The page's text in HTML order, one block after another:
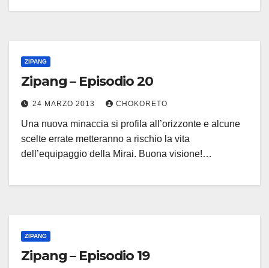
ZIPANG
Zipang – Episodio 20
24 MARZO 2013 CHOKORETO
Una nuova minaccia si profila all’orizzonte e alcune
scelte errate metteranno a rischio la vita
dell’equipaggio della Mirai. Buona visione!…
ZIPANG
Zipang – Episodio 19